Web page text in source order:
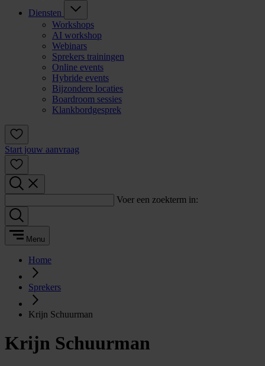
Diensten
Workshops
AI workshop
Webinars
Sprekers trainingen
Online events
Hybride events
Bijzondere locaties
Boardroom sessies
Klankbordgesprek
Start jouw aanvraag
Voer een zoekterm in:
Menu
Home
Sprekers
Krijn Schuurman
Krijn Schuurman